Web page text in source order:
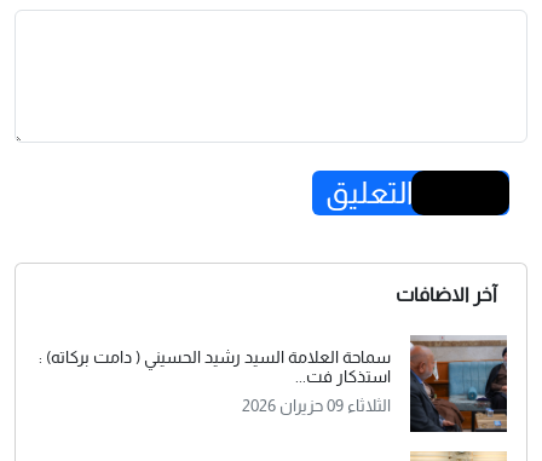
إرسال التعليق
آخر الاضافات
سماحة العلامة السيد رشيد الحسيني ( دامت بركاته) :
استذكار فت...
الثلاثاء 09 حزيران 2026